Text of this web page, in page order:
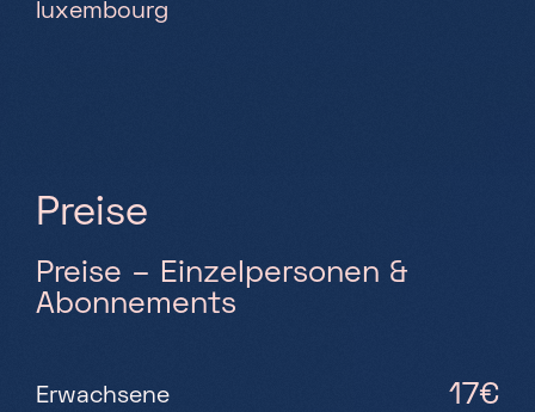
luxembourg
Preise
Preise – Einzelpersonen &
Abonnements
Erwachsene 17€